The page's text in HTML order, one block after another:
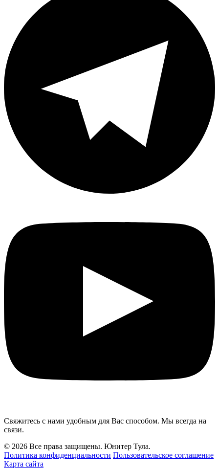
Свяжитесь с нами удобным для Вас способом. Мы всегда на
связи.
© 2026 Все права защищены. Юнитер Тула.
Политика конфиденциальности Пользовательское соглашение
Карта сайта